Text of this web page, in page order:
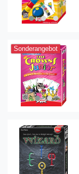
Sonderangebot